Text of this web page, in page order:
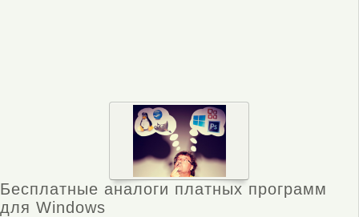
Бесплатные аналоги платных программ
для Windows